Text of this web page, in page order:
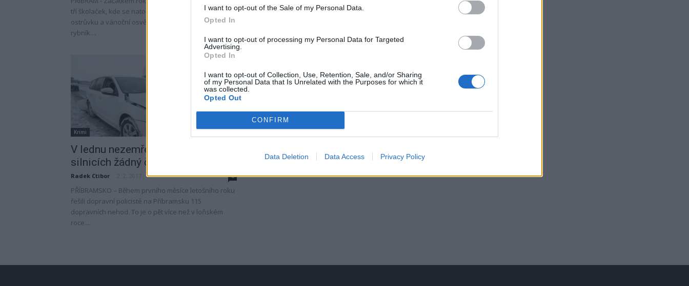
I want to opt-out of the Sale of my Personal Data.
Opted In
I want to opt-out of processing my Personal Data for Targeted
Advertising.
Opted In
I want to opt-out of Collection, Use, Retention, Sale, and/or Sharing
of my Personal Data that Is Unrelated with the Purposes for which it
was collected.
Opted Out
CONFIRM
Data Deletion Data Access Privacy Policy
tří školaček, kde se natočily, jak demolují altán na
ostrůvku a vánoční osvětlení na koupališti Nový
rybník....
na Příbramsku celkem 110 dopravních nehod. To je o
Krimi
V lednu nezemřel na příbramských
silnicích žádný člověk
Radek Ctibor 0
PŘÍBRAMSKO – Během prvního měsíce letošního roku
řešili dopravní policisté na Příbramsku 115
dopravních nehod. To je o pět více než v loňském
roce....